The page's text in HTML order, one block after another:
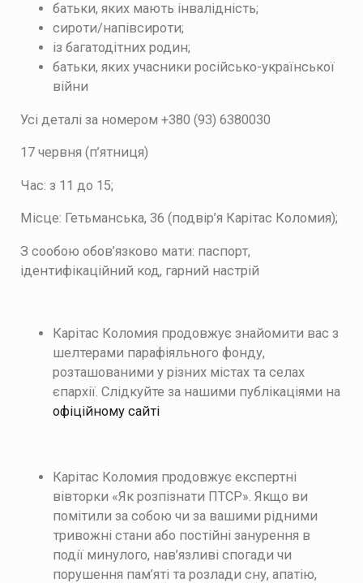
батьки, яких мають інвалідність;
сироти/напівсироти;
із багатодітних родин;
батьки, яких учасники російсько-української
війни
Усі деталі за номером +380 (93) 6380030
17 червня (п’ятниця)
Час: з 11 до 15;
Місце: Гетьманська, 36 (подвір’я Карітас Коломия);
З сообою обов’язково мати: паспорт,
ідентифікаційний код, гарний настрій
Карітас Коломия продовжує знайомити вас з
шелтерами парафіяльного фонду,
розташованими у різних містах та селах
єпархії. Слідкуйте за нашими публікаціями на
офіційному сайті
Карітас Коломия продовжує експертні
вівторки «Як розпізнати ПТСР». Якщо ви
помітили за собою чи за вашими рідними
тривожні стани або постійні занурення в
події минулого, нав’язливі спогади чи
порушення пам’яті та розлади сну, апатію,